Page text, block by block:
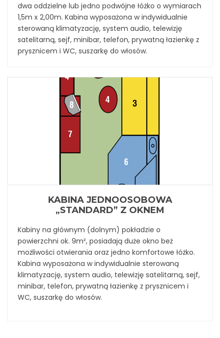
dwa oddzielne lub jedno podwójne łóżko o wymiarach
1,5m x 2,00m. Kabina wyposażona w indywidualnie
sterowaną klimatyzację, system audio, telewizję
satelitarną, sejf, minibar, telefon, prywatną łazienkę z
prysznicem i WC, suszarkę do włosów.
KABINA JEDNOOSOBOWA
„STANDARD” Z OKNEM
Kabiny na głównym (dolnym) pokładzie o
powierzchni ok. 9m², posiadają duże okno beż
możliwości otwierania oraz jedno komfortowe łóżko.
Kabina wyposażona w indywidualnie sterowaną
klimatyzację, system audio, telewizję satelitarną, sejf,
minibar, telefon, prywatną łazienkę z prysznicem i
WC, suszarkę do włosów.